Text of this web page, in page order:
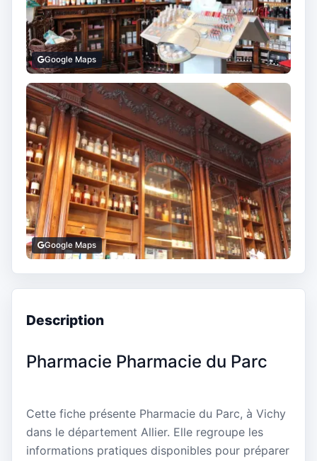
Google Maps
Google Maps
Description
Pharmacie Pharmacie du Parc
Cette fiche présente Pharmacie du Parc, à Vichy
dans le département Allier. Elle regroupe les
informations pratiques disponibles pour préparer